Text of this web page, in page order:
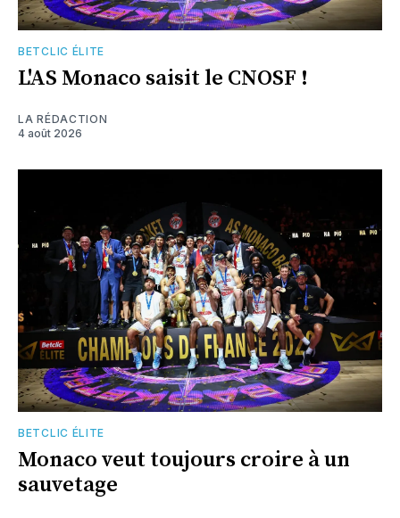
BETCLIC ÉLITE
L'AS Monaco saisit le CNOSF !
LA RÉDACTION
4 août 2026
BETCLIC ÉLITE
Monaco veut toujours croire à un
sauvetage